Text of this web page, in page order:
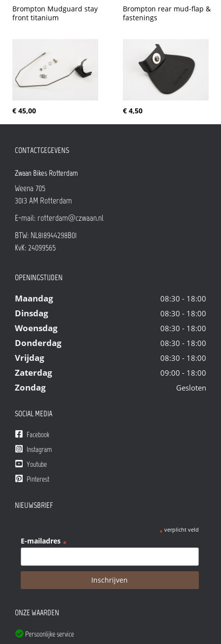
Brompton Mudguard stay
front titanium
€ 45,00
Brompton rear mud-flap &
fastenings
€ 4,50
CONTACTGEGEVENS
Zwaan Bikes Rotterdam
Weena 705
3013 AM Rotterdam
E-mail: rotterdam@czwaan.nl
BTW: NL818944298B01
KvK: 24099565
OPENINGSTIJDEN
Maandag 08:30 - 18:00
Dinsdag 08:30 - 18:00
Woensdag 08:30 - 18:00
Donderdag 08:30 - 18:00
Vrijdag 08:30 - 18:00
Zaterdag 09:00 - 18:00
Zondag Gesloten
SOCIAL MEDIA
Facebook
Instagram
Youtube
Pinterest
NIEUWSBRIEF
* verplicht veld
E-mailadres *
ONZE WAARDEN
Persoonlijke service